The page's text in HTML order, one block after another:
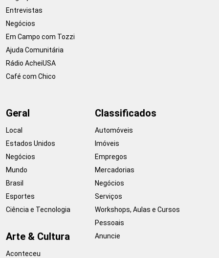
Entrevistas
Negócios
Em Campo com Tozzi
Ajuda Comunitária
Rádio AcheiUSA
Café com Chico
Geral
Local
Estados Unidos
Negócios
Mundo
Brasil
Esportes
Ciência e Tecnologia
Arte & Cultura
Aconteceu
Classificados
Automóveis
Imóveis
Empregos
Mercadorias
Negócios
Serviços
Workshops, Aulas e Cursos
Pessoais
Anuncie